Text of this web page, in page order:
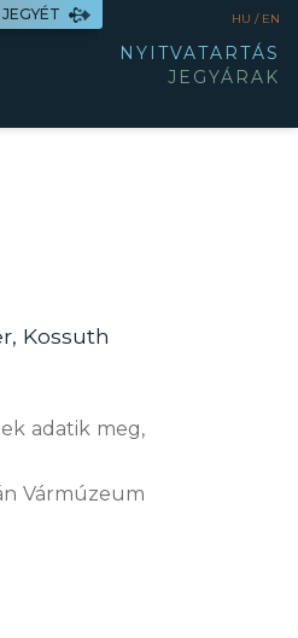
HU / EN
NYITVATARTÁS
JEGYÁRAK
Kossuth
adatik meg,
Vármúzeum